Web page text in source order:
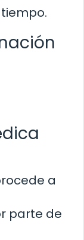
a
parte de